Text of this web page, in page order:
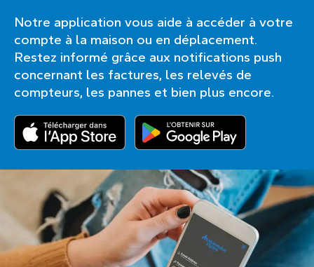
Notre application vous aide à accéder à votre
compte à la maison ou en déplacement.
Restez informé grâce aux notifications push
concernant les factures, les relevés de
compteurs, les pannes et bien plus encore.